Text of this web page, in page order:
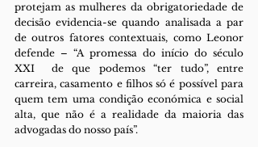
protejam as mulheres da obrigatoriedade de
decisão evidencia-se quando analisada a par
de outros fatores contextuais, como Leonor
defende – “A promessa do início do século
XXI  de que podemos “ter tudo”, entre
carreira, casamento e filhos só é possível para
quem tem uma condição económica e social
alta, que não é a realidade da maioria das
advogadas do nosso país”.